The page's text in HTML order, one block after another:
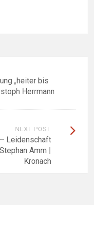
„heiter bis
Herrmann
NEXT POST
Leidenschaft
Amm |
Kronach